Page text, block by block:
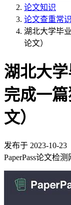
论文知识
论文查重常识
湖北大学毕
论文）
湖北大
完成一
文）
发布于 2023-10-23
PaperPass论文检测